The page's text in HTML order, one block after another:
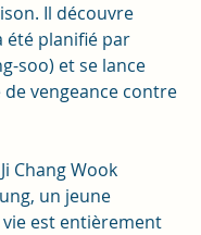
Il découvre
été planifié par
soo) et se lance
vengeance contre
Chang Wook
un jeune
est entièrement